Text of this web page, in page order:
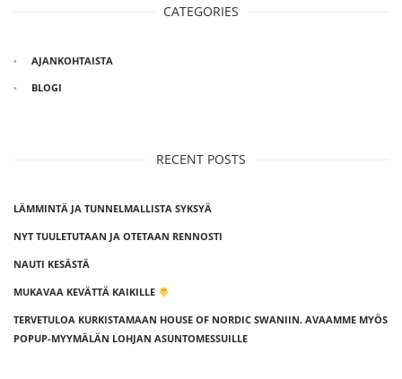
CATEGORIES
AJANKOHTAISTA
BLOGI
RECENT POSTS
LÄMMINTÄ JA TUNNELMALLISTA SYKSYÄ
NYT TUULETUTAAN JA OTETAAN RENNOSTI
NAUTI KESÄSTÄ
MUKAVAA KEVÄTTÄ KAIKILLE
TERVETULOA KURKISTAMAAN HOUSE OF NORDIC SWANIIN. AVAAMME MYÖS
POPUP-MYYMÄLÄN LOHJAN ASUNTOMESSUILLE